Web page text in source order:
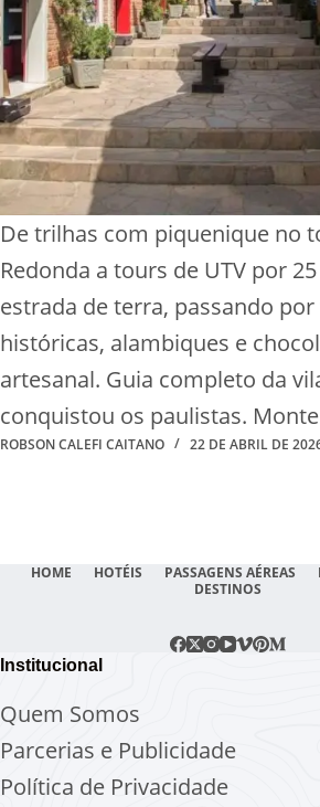
De trilhas com piquenique no
Redonda a tours de UTV por
estrada de terra, passando por
históricas, alambiques e
artesanal. Guia completo da
conquistou os paulistas.
ROBSON CALEFI CAITANO 22 DE ABRIL DE
HOME HOTÉIS PASSAGENS AÉREAS
DESTINOS
Institucional
Quem Somos
Parcerias e Publicidade
Política de Privacidade